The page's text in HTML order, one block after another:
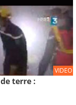
VIDEO
terre :